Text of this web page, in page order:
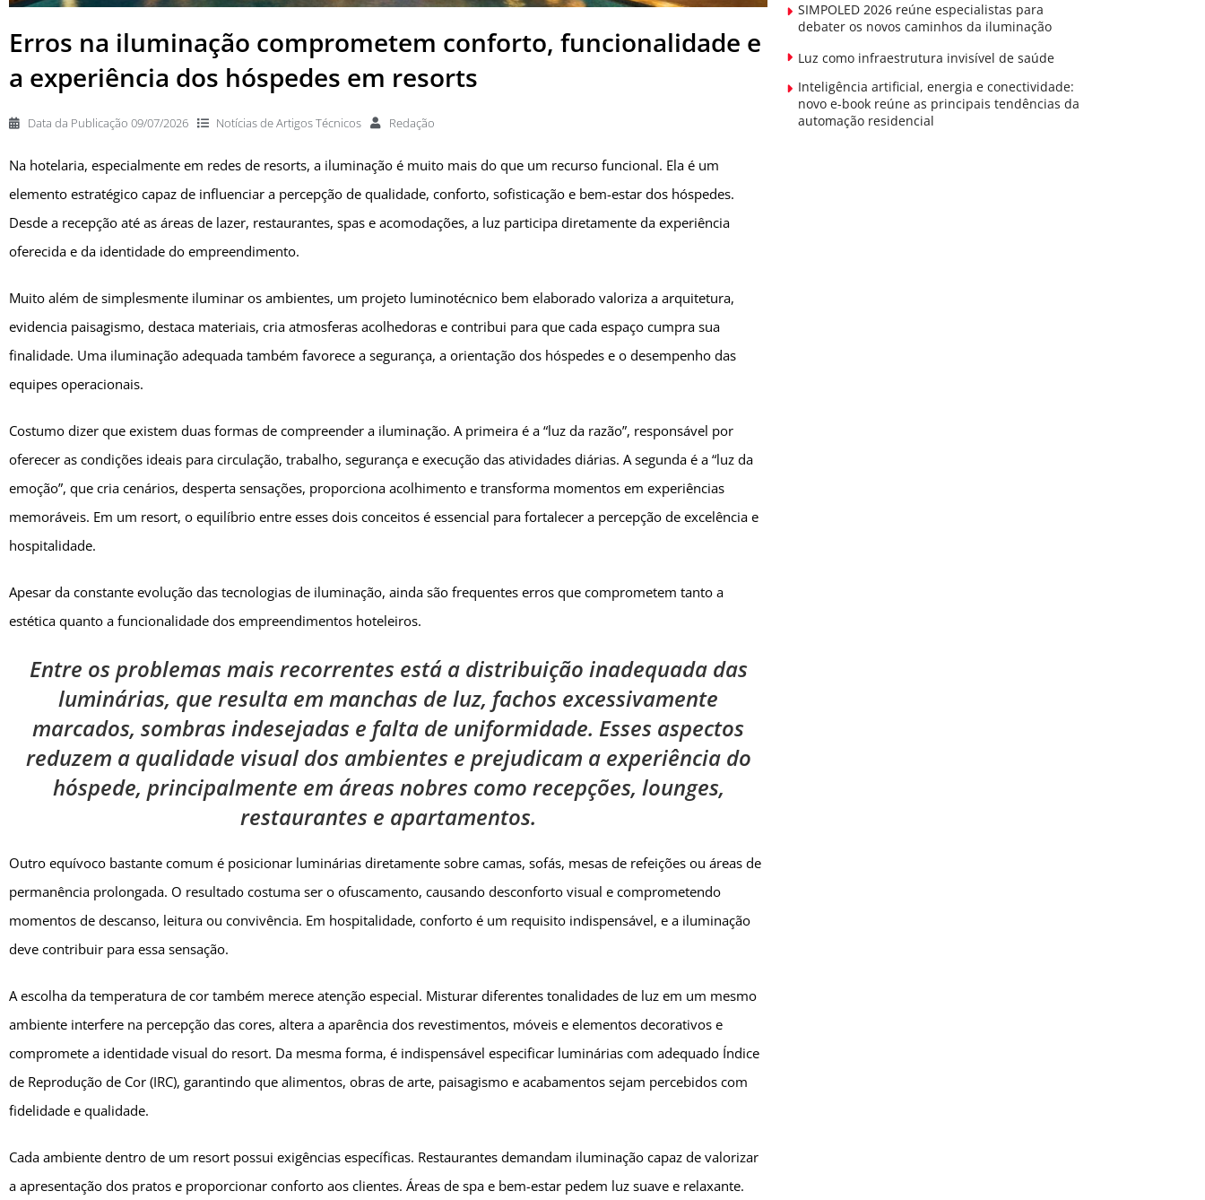
Erros na iluminação comprometem conforto, funcionalidade e
a experiência dos hóspedes em resorts
Data da Publicação 09/07/2026 Notícias deArtigos Técnicos Redação
Na hotelaria, especialmente em redes de resorts, a iluminação é muito mais do que um recurso funcional. Ela é um
elemento estratégico capaz de influenciar a percepção de qualidade, conforto, sofisticação e bem-estar dos hóspedes.
Desde a recepção até as áreas de lazer, restaurantes, spas e acomodações, a luz participa diretamente da experiência
oferecida e da identidade do empreendimento.
Muito além de simplesmente iluminar os ambientes, um projeto luminotécnico bem elaborado valoriza a arquitetura,
evidencia paisagismo, destaca materiais, cria atmosferas acolhedoras e contribui para que cada espaço cumpra sua
finalidade. Uma iluminação adequada também favorece a segurança, a orientação dos hóspedes e o desempenho das
equipes operacionais.
Costumo dizer que existem duas formas de compreender a iluminação. A primeira é a “luz da razão”, responsável por
oferecer as condições ideais para circulação, trabalho, segurança e execução das atividades diárias. A segunda é a “luz da
emoção”, que cria cenários, desperta sensações, proporciona acolhimento e transforma momentos em experiências
memoráveis. Em um resort, o equilíbrio entre esses dois conceitos é essencial para fortalecer a percepção de excelência e
hospitalidade.
Apesar da constante evolução das tecnologias de iluminação, ainda são frequentes erros que comprometem tanto a
estética quanto a funcionalidade dos empreendimentos hoteleiros.
Entre os problemas mais recorrentes está a distribuição inadequada das
luminárias, que resulta em manchas de luz, fachos excessivamente
marcados, sombras indesejadas e falta de uniformidade. Esses aspectos
reduzem a qualidade visual dos ambientes e prejudicam a experiência do
hóspede, principalmente em áreas nobres como recepções, lounges,
restaurantes e apartamentos.
Outro equívoco bastante comum é posicionar luminárias diretamente sobre camas, sofás, mesas de refeições ou áreas de
permanência prolongada. O resultado costuma ser o ofuscamento, causando desconforto visual e comprometendo
momentos de descanso, leitura ou convivência. Em hospitalidade, conforto é um requisito indispensável, e a iluminação
deve contribuir para essa sensação.
A escolha da temperatura de cor também merece atenção especial. Misturar diferentes tonalidades de luz em um mesmo
ambiente interfere na percepção das cores, altera a aparência dos revestimentos, móveis e elementos decorativos e
compromete a identidade visual do resort. Da mesma forma, é indispensável especificar luminárias com adequado Índice
de Reprodução de Cor (IRC), garantindo que alimentos, obras de arte, paisagismo e acabamentos sejam percebidos com
fidelidade e qualidade.
Cada ambiente dentro de um resort possui exigências específicas. Restaurantes demandam iluminação capaz de valorizar
a apresentação dos pratos e proporcionar conforto aos clientes. Áreas de spa e bem-estar pedem luz suave e relaxante.
SIMPOLED 2026 reúne especialistas para
debater os novos caminhos da iluminação
Luz como infraestrutura invisível de saúde
Inteligência artificial, energia e conectividade:
novo e-book reúne as principais tendências da
automação residencial